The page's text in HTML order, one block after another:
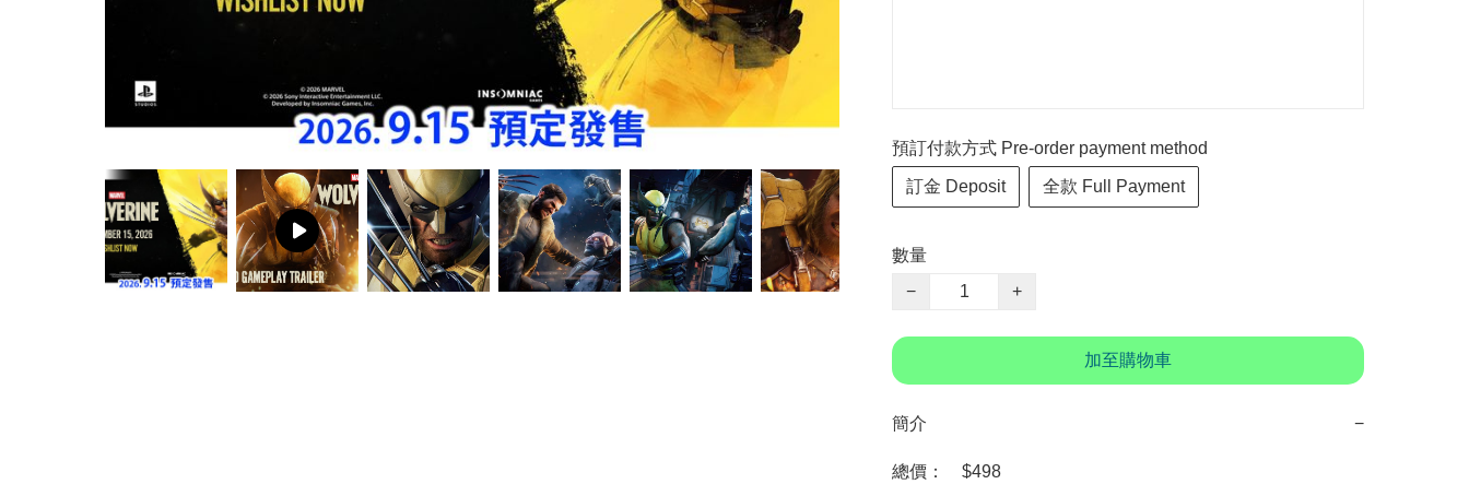
預訂付款方式 Pre-order payment method
訂金 Deposit 全款 Full Payment
數量
−
+
加至購物車
簡介 −
總價：　$498